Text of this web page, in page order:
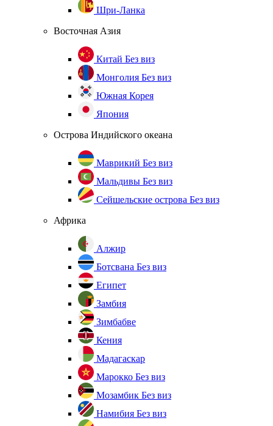
Шри-Ланка
Восточная Азия
Китай Без виз
Монголия Без виз
Южная Корея
Япония
Острова Индийского океана
Маврикий Без виз
Мальдивы Без виз
Сейшельские острова Без виз
Африка
Алжир
Ботсвана Без виз
Египет
Замбия
Зимбабве
Кения
Мадагаскар
Марокко Без виз
Мозамбик Без виз
Намибия Без виз